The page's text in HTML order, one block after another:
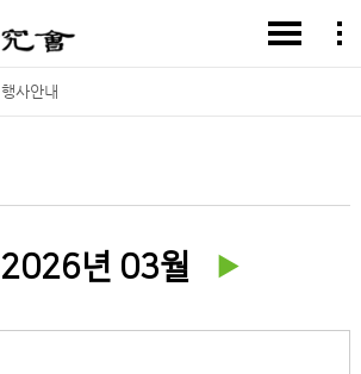
행사안내
2026년 03월